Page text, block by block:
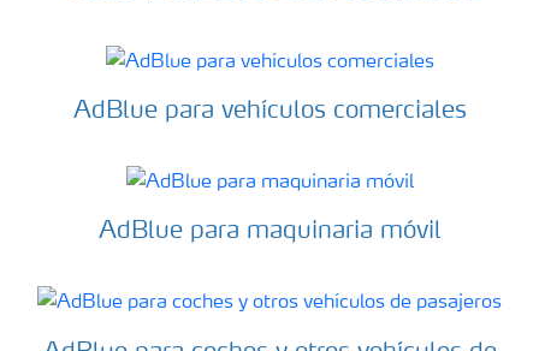
AdBlue para vehículos comerciales
AdBlue para maquinaria móvil